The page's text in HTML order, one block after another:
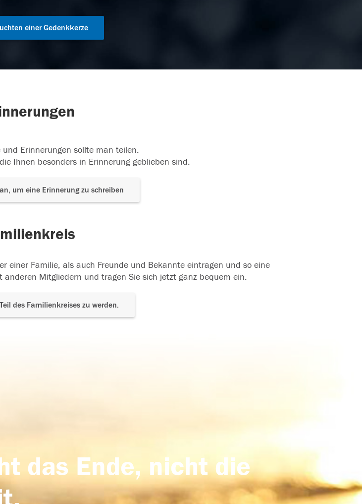
einer Gedenkkerze
und Erinnerungen sollte man teilen.
Ihnen besonders in Erinnerung geblieben sind.
um eine Erinnerung zu schreiben
einer Familie, als auch Freunde und Bekannte eintragen und so eine
Mitgliedern und tragen Sie sich jetzt ganz bequem ein.
des Familienkreises zu werden.
das Ende, nicht die